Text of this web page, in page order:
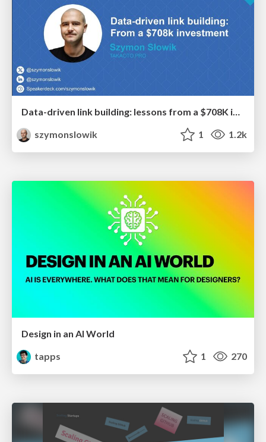
Data-driven link building: lessons from a $708K investment (BrightonSEO talk)
szymonslowik
1 1.2k
Design in an AI World
tapps
1 270